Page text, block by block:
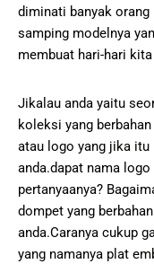
diminati banyak
samping modelnya
membuat hari-hari
Jikalau anda yaitu
koleksi yang
atau logo yang jika
anda.dapat nama
pertanyaanya?
dompet yang
anda.Caranya cukup
yang namanya plat